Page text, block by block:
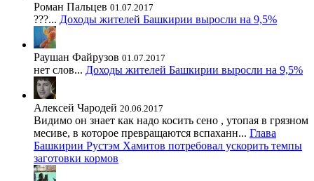
Роман Пальцев 01.07.2017
???... Доходы жителей Башкирии выросли на 9,5%
Раушан Файрузов 01.07.2017
нет слов... Доходы жителей Башкирии выросли на 9,5%
Алексей Чародей 20.06.2017
Видимо он знает как надо косить сено , утопая в грязном
месиве, в которое превращаются вспаханн... Глава
Башкирии Рустэм Хамитов потребовал ускорить темпы
заготовки кормов